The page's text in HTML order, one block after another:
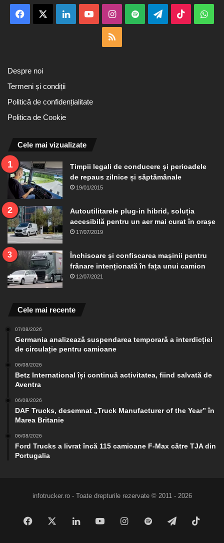
Facebook LinkedInYouTubeInstagram
Spotify TelegramTikTok
Despre noi
Termeni și condiții
Politică de confidențialitate
Politica de Cookie
Cele mai vizualizate
Timpii legali de conducere și perioadele
de repaus zilnice și săptămânale
19/01/2015
Autoutilitarele plug-in hibrid, soluția
accesibilă pentru un aer mai curat în orașe
17/07/2019
Închisoare și confiscarea mașinii pentru
frânare intenționată în fața unui camion
12/07/2021
Cele mai recente
07/08/2026
Germania analizează suspendarea temporară a interdicției
de circulație pentru camioane
06/08/2026
Betz International își continuă activitatea, fiind salvată de
Aventra
06/08/2026
DAF Trucks, desemnat „Truck Manufacturer of the Year” în
Marea Britanie
06/08/2026
Ford Trucks a livrat încă 115 camioane F-Max către TJA din
Portugalia
infotrucker.ro - Toate drepturile rezervate © 2011 - 2026
Facebook LinkedInYouTubeInstagram
Spotify Telegram